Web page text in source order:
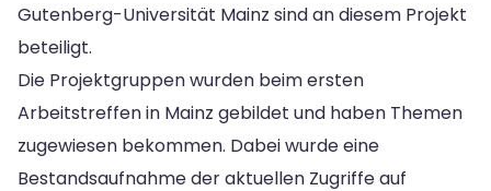
Gutenberg-Universität Mainz sind an diesem Projekt
beteiligt.
Die Projektgruppen wurden beim ersten
Arbeitstreffen in Mainz gebildet und haben Themen
zugewiesen bekommen. Dabei wurde eine
Bestandsaufnahme der aktuellen Zugriffe auf